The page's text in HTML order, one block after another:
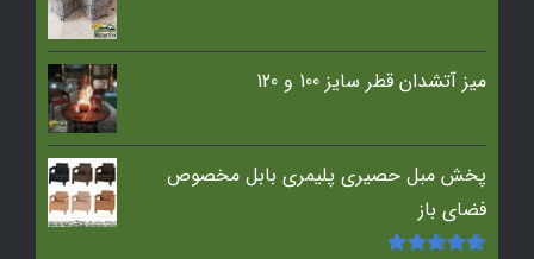
میز آتشدان قطر سایز 100 و 120
پخش مبل حصیری پلیمری بابل مخصوص
فضای باز